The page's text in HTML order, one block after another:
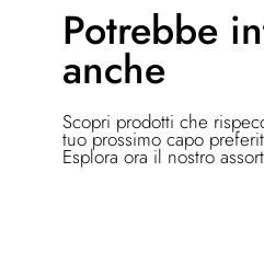
Potrebbe
anche
Scopri prodotti che
tuo prossimo capo
Esplora ora il nostro